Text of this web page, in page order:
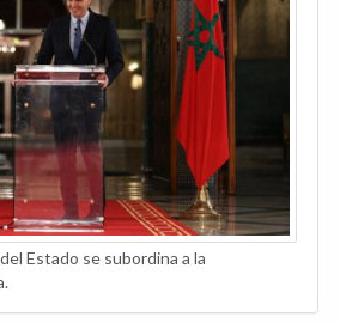
Estado se subordina a la